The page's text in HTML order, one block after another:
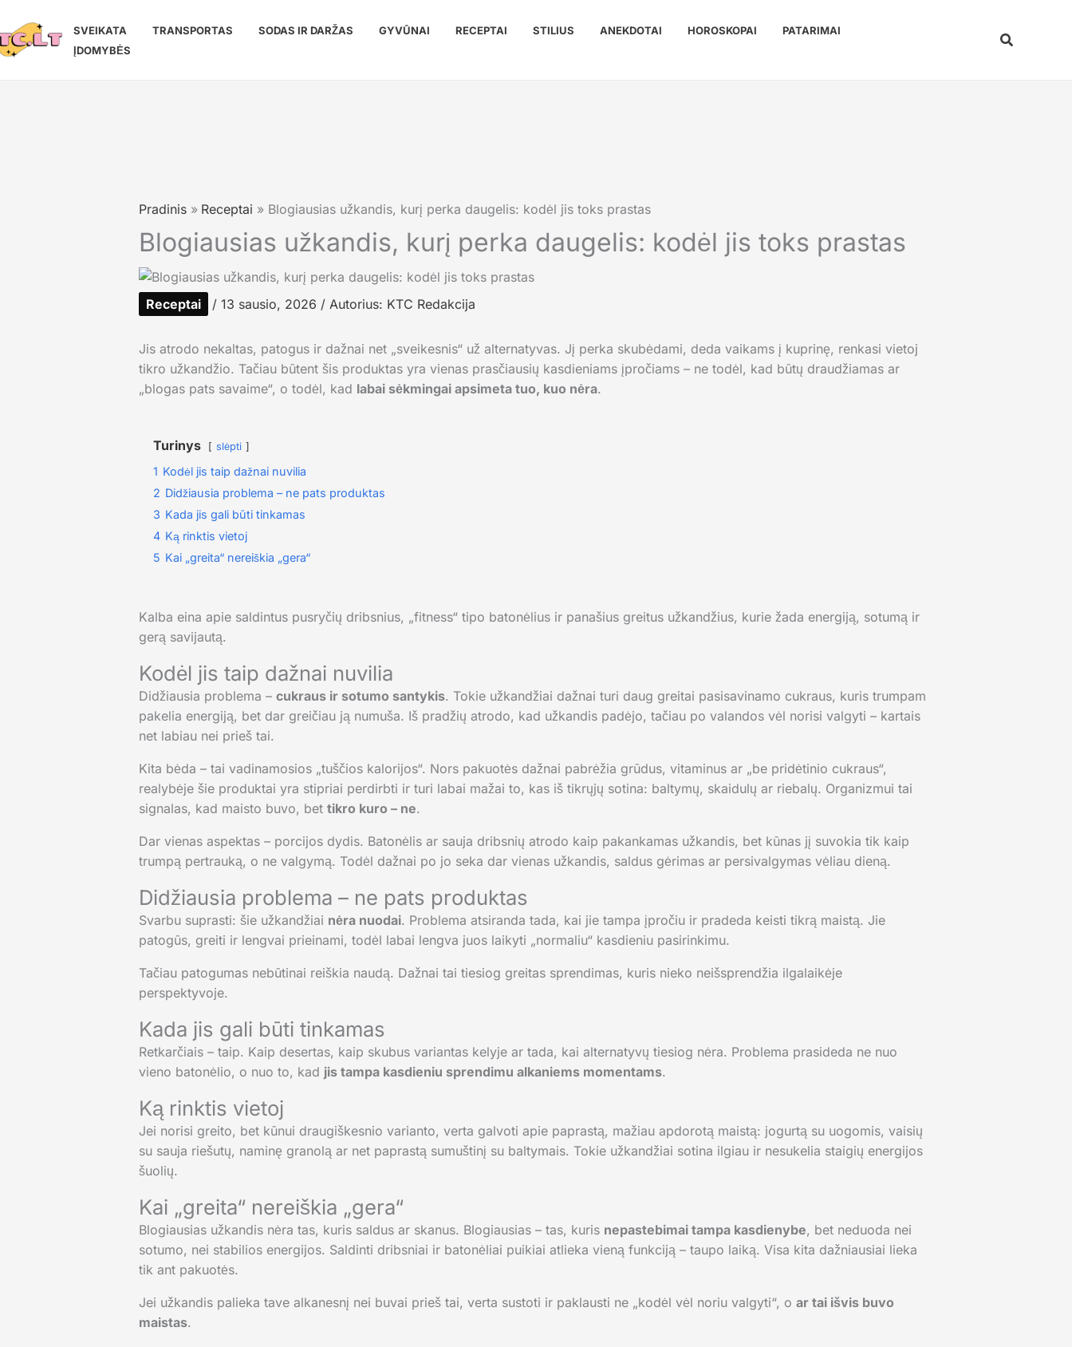
prie
turinio
SVEIKATA TRANSPORTAS SODAS IR DARŽAS GYVŪNAI RECEPTAI STILIUS ANEKDOTAI HOROSKOPAI
PATARIMAI
ĮDOMYBĖS
Paieška
Pradinis Receptai Blogiausias užkandis, kurį perka daugelis: kodėl jis toks prastas
Blogiausias užkandis, kurį perka daugelis: kodėl jis toks prastas
Receptai / 13 sausio, 2026 / Autorius: KTC Redakcija
Jis atrodo nekaltas, patogus ir dažnai net „sveikesnis“ už alternatyvas. Jį perka skubėdami, deda vaikams į kuprinę, renkasi vietoj
tikro užkandžio. Tačiau būtent šis produktas yra vienas prasčiausių kasdieniams įpročiams – ne todėl, kad būtų draudžiamas ar
„blogas pats savaime“, o todėl, kad labai sėkmingai apsimeta tuo, kuo nėra.
Turinys slėpti
1 Kodėl jis taip dažnai nuvilia
2 Didžiausia problema – ne pats produktas
3 Kada jis gali būti tinkamas
4 Ką rinktis vietoj
5 Kai „greita“ nereiškia „gera“
Kalba eina apie saldintus pusryčių dribsnius, „fitness“ tipo batonėlius ir panašius greitus užkandžius, kurie žada energiją, sotumą ir
gerą savijautą.
Kodėl jis taip dažnai nuvilia
Didžiausia problema – cukraus ir sotumo santykis. Tokie užkandžiai dažnai turi daug greitai pasisavinamo cukraus, kuris trumpam
pakelia energiją, bet dar greičiau ją numuša. Iš pradžių atrodo, kad užkandis padėjo, tačiau po valandos vėl norisi valgyti – kartais
net labiau nei prieš tai.
Kita bėda – tai vadinamosios „tuščios kalorijos“. Nors pakuotės dažnai pabrėžia grūdus, vitaminus ar „be pridėtinio cukraus“,
realybėje šie produktai yra stipriai perdirbti ir turi labai mažai to, kas iš tikrųjų sotina: baltymų, skaidulų ar riebalų. Organizmui tai
signalas, kad maisto buvo, bet tikro kuro – ne.
Dar vienas aspektas – porcijos dydis. Batonėlis ar sauja dribsnių atrodo kaip pakankamas užkandis, bet kūnas jį suvokia tik kaip
trumpą pertrauką, o ne valgymą. Todėl dažnai po jo seka dar vienas užkandis, saldus gėrimas ar persivalgymas vėliau dieną.
Didžiausia problema – ne pats produktas
Svarbu suprasti: šie užkandžiai nėra nuodai. Problema atsiranda tada, kai jie tampa įpročiu ir pradeda keisti tikrą maistą. Jie
patogūs, greiti ir lengvai prieinami, todėl labai lengva juos laikyti „normaliu“ kasdieniu pasirinkimu.
Tačiau patogumas nebūtinai reiškia naudą. Dažnai tai tiesiog greitas sprendimas, kuris nieko neišsprendžia ilgalaikėje
perspektyvoje.
Kada jis gali būti tinkamas
Retkarčiais – taip. Kaip desertas, kaip skubus variantas kelyje ar tada, kai alternatyvų tiesiog nėra. Problema prasideda ne nuo
vieno batonėlio, o nuo to, kad jis tampa kasdieniu sprendimu alkaniems momentams.
Ką rinktis vietoj
Jei norisi greito, bet kūnui draugiškesnio varianto, verta galvoti apie paprastą, mažiau apdorotą maistą: jogurtą su uogomis, vaisių
su sauja riešutų, naminę granolą ar net paprastą sumuštinį su baltymais. Tokie užkandžiai sotina ilgiau ir nesukelia staigių energijos
šuolių.
Kai „greita“ nereiškia „gera“
Blogiausias užkandis nėra tas, kuris saldus ar skanus. Blogiausias – tas, kuris nepastebimai tampa kasdienybe, bet neduoda nei
sotumo, nei stabilios energijos. Saldinti dribsniai ir batonėliai puikiai atlieka vieną funkciją – taupo laiką. Visa kita dažniausiai lieka
tik ant pakuotės.
Jei užkandis palieka tave alkanesnį nei buvai prieš tai, verta sustoti ir paklausti ne „kodėl vėl noriu valgyti“, o ar tai išvis buvo
maistas.